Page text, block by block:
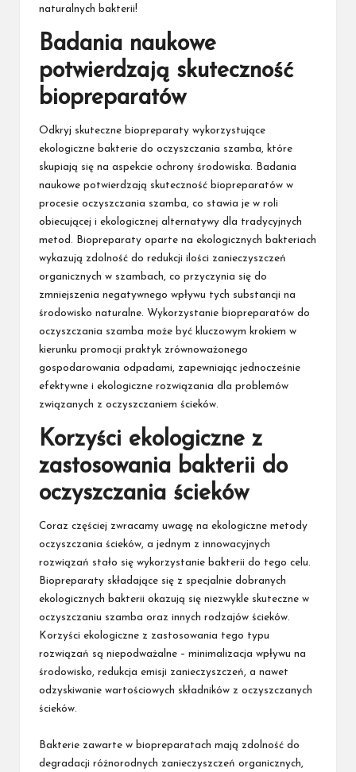
naturalnych bakterii!
Badania naukowe
potwierdzają skuteczność
biopreparatów
Odkryj skuteczne biopreparaty wykorzystujące
ekologiczne bakterie do oczyszczania szamba, które
skupiają się na aspekcie ochrony środowiska. Badania
naukowe potwierdzają skuteczność biopreparatów w
procesie oczyszczania szamba, co stawia je w roli
obiecującej i ekologicznej alternatywy dla tradycyjnych
metod. Biopreparaty oparte na ekologicznych bakteriach
wykazują zdolność do redukcji ilości zanieczyszczeń
organicznych w szambach, co przyczynia się do
zmniejszenia negatywnego wpływu tych substancji na
środowisko naturalne. Wykorzystanie biopreparatów do
oczyszczania szamba może być kluczowym krokiem w
kierunku promocji praktyk zrównoważonego
gospodarowania odpadami, zapewniając jednocześnie
efektywne i ekologiczne rozwiązania dla problemów
związanych z oczyszczaniem ścieków.
Korzyści ekologiczne z
zastosowania bakterii do
oczyszczania ścieków
Coraz częściej zwracamy uwagę na ekologiczne metody
oczyszczania ścieków, a jednym z innowacyjnych
rozwiązań stało się wykorzystanie bakterii do tego celu.
Biopreparaty składające się z specjalnie dobranych
ekologicznych bakterii okazują się niezwykle skuteczne w
oczyszczaniu szamba oraz innych rodzajów ścieków.
Korzyści ekologiczne z zastosowania tego typu
rozwiązań są niepodważalne – minimalizacja wpływu na
środowisko, redukcja emisji zanieczyszczeń, a nawet
odzyskiwanie wartościowych składników z oczyszczanych
ścieków.
Bakterie zawarte w biopreparatach mają zdolność do
degradacji różnorodnych zanieczyszczeń organicznych,